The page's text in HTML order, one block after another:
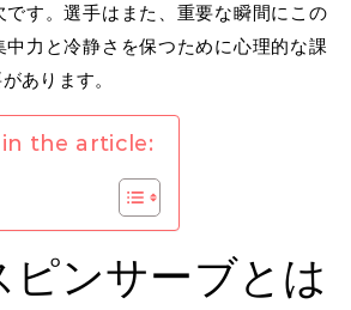
です。選手はまた、重要な瞬間にこの
力と冷静さを保つために心理的な課
あります。
the article:
ピンサーブとは